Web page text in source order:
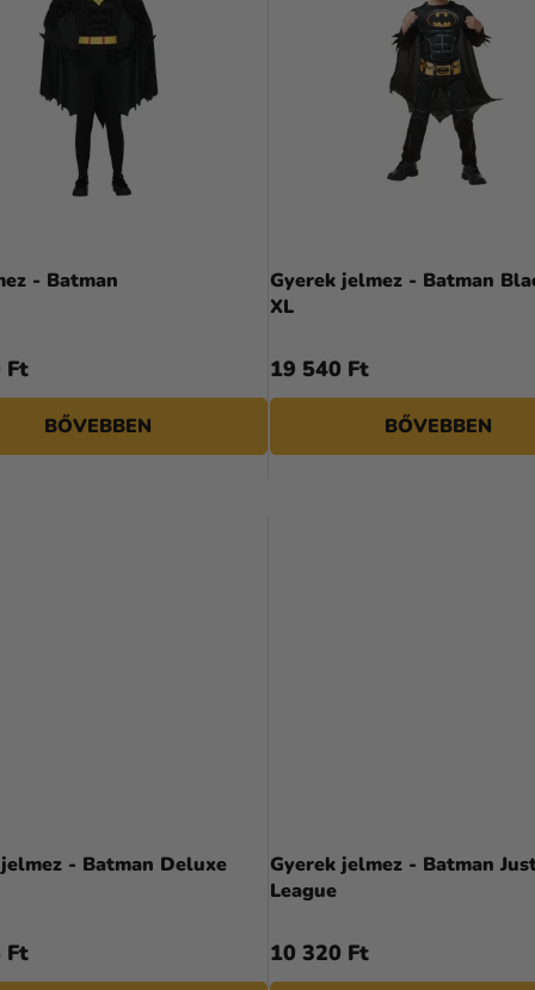
- Batman
Ft
BŐVEBBEN
Gyerek jelmez - Batman
XL
19 540 Ft
BŐVEBBEN
jelmez - Batman Deluxe
Ft
Gyerek jelmez - Batman
League
10 320 Ft